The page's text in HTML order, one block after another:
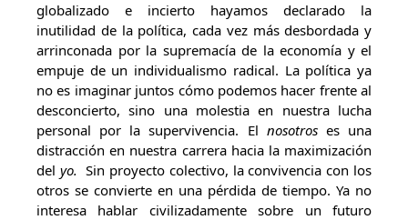
globalizado e incierto hayamos declarado la
inutilidad de la política, cada vez más desbordada y
arrinconada por la supremacía de la economía y el
empuje de un individualismo radical. La política ya
no es imaginar juntos cómo podemos hacer frente al
desconcierto, sino una molestia en nuestra lucha
personal por la supervivencia. El nosotroses una
distracción en nuestra carrera hacia la maximización
del yo. Sin proyecto colectivo, la convivencia con los
otros se convierte en una pérdida de tiempo. Ya no
interesa hablar civilizadamente sobre un futuro